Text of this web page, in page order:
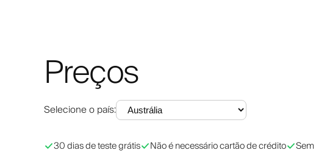
Preços
Selecione o país:
30 dias de teste grátis Não é necessário cartão de crédito